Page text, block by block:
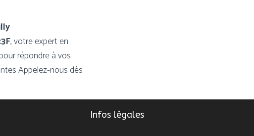
, votre expert en
répondre à vos
Appelez-nous dès
Infos légales